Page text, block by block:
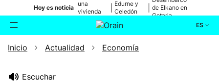
Hoy es noticia
una
vivienda
de Bilbao
Edurne y
Celedón
de Elkano en
Getaria
ES
Buscador Actualidad
Inicio Actualidad Economía
Escuchar